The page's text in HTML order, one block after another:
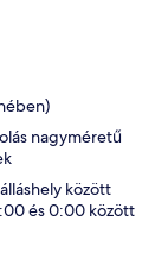
nagyméretű
között
és 0:00 között